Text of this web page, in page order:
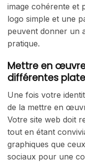
image cohérente et
logo simple et une
peuvent donner un
pratique.
Mettre en
différentes
Une fois votre
de la mettre en
Votre site web doit
tout en étant
graphiques que
sociaux pour une